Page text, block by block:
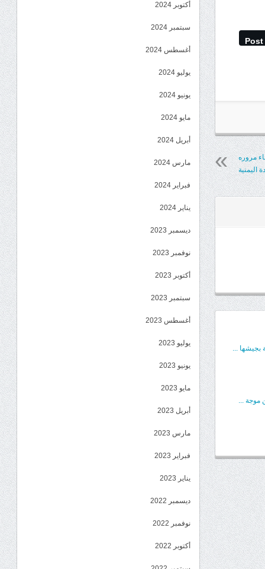
Post
مروره
اليمنية
بجيشها ...
موجة ...
أكتوبر 2024
سبتمبر 2024
أغسطس 2024
يوليو 2024
يونيو 2024
مايو 2024
أبريل 2024
مارس 2024
فبراير 2024
يناير 2024
ديسمبر 2023
نوفمبر 2023
أكتوبر 2023
سبتمبر 2023
أغسطس 2023
يوليو 2023
يونيو 2023
مايو 2023
أبريل 2023
مارس 2023
فبراير 2023
يناير 2023
ديسمبر 2022
نوفمبر 2022
أكتوبر 2022